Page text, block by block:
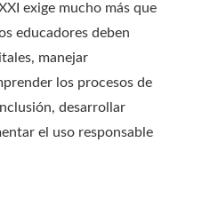
exige mucho más que
educadores deben
manejar
los procesos de
desarrollar
el uso responsable